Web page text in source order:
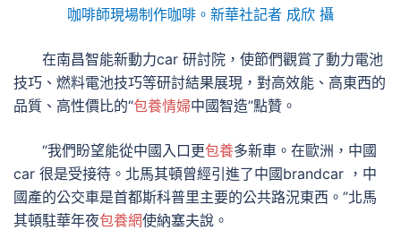
咖啡師現場制作咖啡。新華社記者 成欣 攝
在南昌智能新動力car 研討院，使節們觀賞了動力電池
技巧、燃料電池技巧等研討結果展現，對高效能、高東西的
品質、高性價比的“包養情婦中國智造”點贊。
“我們盼望能從中國入口更包養多新車。在歐洲，中國
car 很是受接待。北馬其頓曾經引進了中國brandcar ，中
國產的公交車是首都斯科普里主要的公共路況東西。”北馬
其頓駐華年夜包養網使納塞夫說。